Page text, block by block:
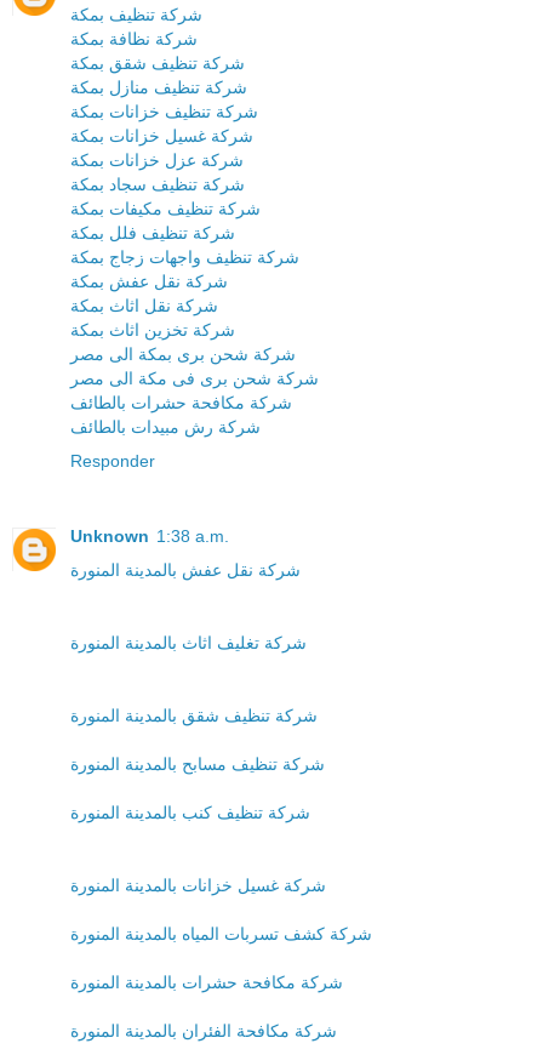
شركة تنظيف بمكة
شركة نظافة بمكة
شركة تنظيف شقق بمكة
شركة تنظيف منازل بمكة
شركة تنظيف خزانات بمكة
شركة غسيل خزانات بمكة
شركة عزل خزانات بمكة
شركة تنظيف سجاد بمكة
شركة تنظيف مكيفات بمكة
شركة تنظيف فلل بمكة
شركة تنظيف واجهات زجاج بمكة
شركة نقل عفش بمكة
شركة نقل اثاث بمكة
شركة تخزين اثاث بمكة
شركة شحن برى بمكة الى مصر
شركة شحن برى فى مكة الى مصر
شركة مكافحة حشرات بالطائف
شركة رش مبيدات بالطائف
Responder
Unknown 1:38 a.m.
شركة نقل عفش بالمدينة المنورة
شركة تغليف اثاث بالمدينة المنورة
شركة تنظيف شقق بالمدينة المنورة
شركة تنظيف مسابح بالمدينة المنورة
شركة تنظيف كنب بالمدينة المنورة
شركة غسيل خزانات بالمدينة المنورة
شركة كشف تسربات المياه بالمدينة المنورة
شركة مكافحة حشرات بالمدينة المنورة
شركة مكافحة الفئران بالمدينة المنورة